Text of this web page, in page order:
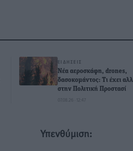
ΕΙΔΉΣΕΙΣ
Νέα αεροσκάφη, drones,
δασοκομάντος: Τι έχει
στην Πολιτική Προστασί
07.08.26 · 12:47
Υπενθύμιση: